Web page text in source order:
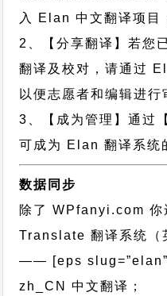
入 Elan 中文翻译项目
2、【分享翻译】若您
翻译及校对，请通过
以便志愿者和编辑进行
3、【成为管理】通过
可成为 Elan 翻译系统
数据同步
除了 WPfanyi.com
Translate 翻译系统（
—— [eps
zh_CN
中文翻译；